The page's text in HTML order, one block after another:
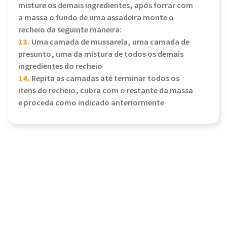
misture os demais ingredientes, após forrar com
a massa o fundo de uma assadeira monte o
recheio da seguinte maneira:
13. Uma camada de mussarela, uma camada de
presunto, uma da mistura de todos os demais
ingredientes do recheio
14. Repita as camadas até terminar todos os
itens do recheio, cubra com o restante da massa
e proceda como indicado anteriormente